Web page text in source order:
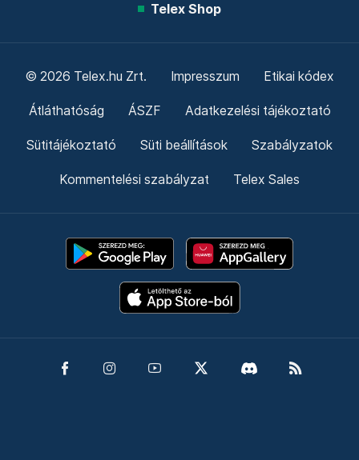
Telex Shop
© 2026 Telex.hu Zrt. Impresszum Etikai kódex
Átláthatóság ÁSZF Adatkezelési tájékoztató
Sütitájékoztató Süti beállítások Szabályzatok
Kommentelési szabályzat Telex Sales